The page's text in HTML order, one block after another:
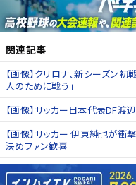
関連記事
【画像】クリロナ、新シーズン
人のために戦う」
【画像】サッカー日本代表DF渡
【画像】サッカー 伊東純也が衝
決めファン歓喜